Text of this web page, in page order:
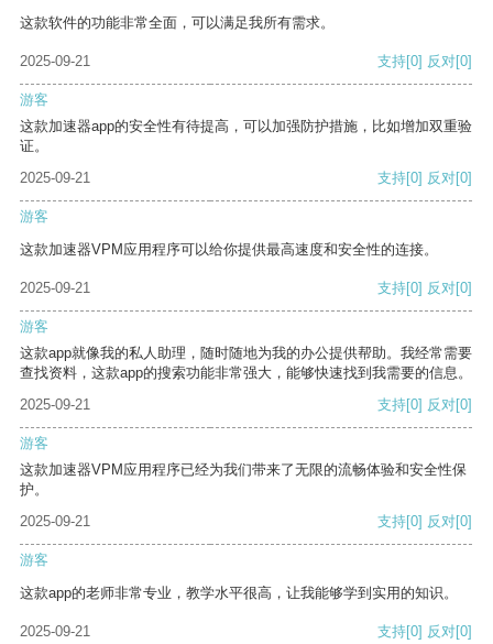
这款软件的功能非常全面，可以满足我所有需求。
2025-09-21 支持[0] 反对[0]
游客
这款加速器app的安全性有待提高，可以加强防护措施，比如增加双重验
证。
2025-09-21
支持[0] 反对[0]
游客
这款加速器VPM应用程序可以给你提供最高速度和安全性的连接。
2025-09-21 支持[0] 反对[0]
游客
这款app就像我的私人助理，随时随地为我的办公提供帮助。我经常需要
查找资料，这款app的搜索功能非常强大，能够快速找到我需要的信息。
2025-09-21
支持[0] 反对[0]
游客
这款加速器VPM应用程序已经为我们带来了无限的流畅体验和安全性保
护。
2025-09-21
支持[0] 反对[0]
游客
这款app的老师非常专业，教学水平很高，让我能够学到实用的知识。
2025-09-21 支持[0] 反对[0]